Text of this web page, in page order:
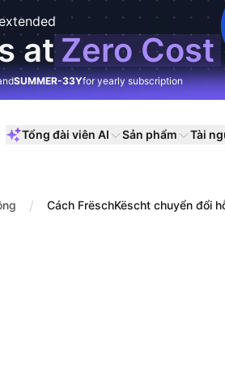
at Zero Cost
SUMMER-33Yfor yearly subscription
Tổng đài viên AI Sản phẩm Tài
/ Cách FrëschKëscht chuyển đổi